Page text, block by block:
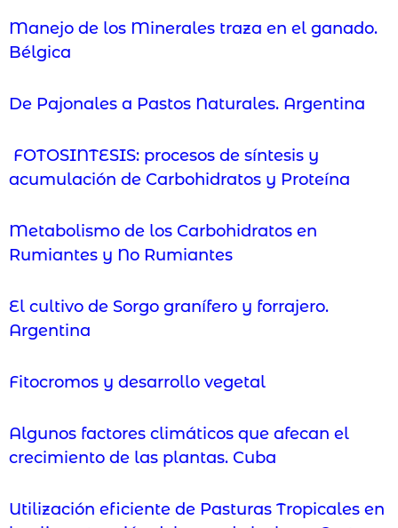
Manejo de los Minerales traza en el ganado.
Bélgica
De Pajonales a Pastos Naturales. Argentina
FOTOSINTESIS: procesos de síntesis y
acumulación de Carbohidratos y Proteína
Metabolismo de los Carbohidratos en
Rumiantes y No Rumiantes
El cultivo de Sorgo granífero y forrajero.
Argentina
Fitocromos y desarrollo vegetal
Algunos factores climáticos que afecan el
crecimiento de las plantas. Cuba
Utilización eficiente de Pasturas Tropicales en